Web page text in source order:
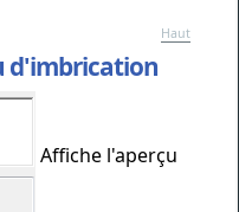
Haut
d'imbrication
Affiche l'aperçu